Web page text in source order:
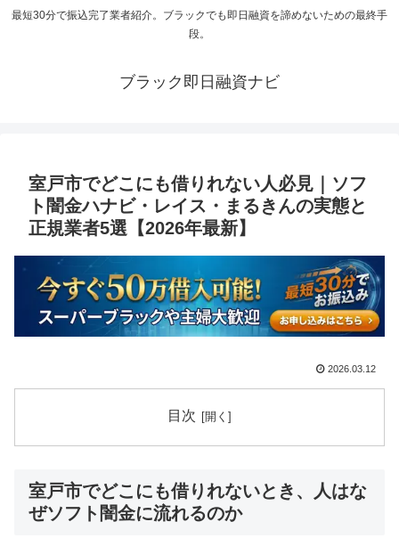
最短30分で振込完了業者紹介。ブラックでも即日融資を諦めないための最終手
段。
ブラック即日融資ナビ
室戸市でどこにも借りれない人必見｜ソフ
ト闇金ハナビ・レイス・まるきんの実態と
正規業者5選【2026年最新】
2026.03.12
目次
室戸市でどこにも借りれないとき、人はな
ぜソフト闇金に流れるのか